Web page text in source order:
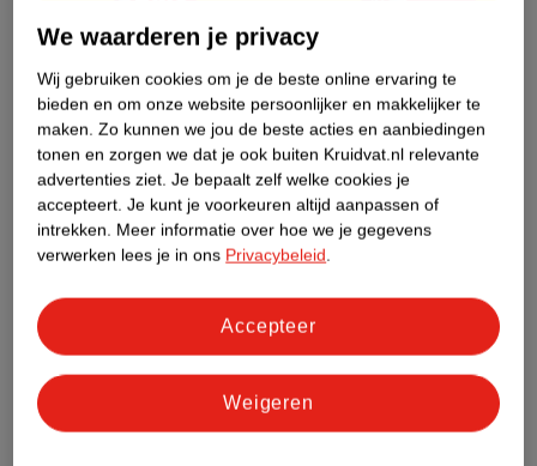
Etiketinformatie
Nature Impact Score
Dit product heeft (nog) geen Nature
Impact Score.
Meer informatie
Bestel & Bezorginformatie
Bekijk ook
We waarderen je privacy
Wij gebruiken cookies om je de beste online ervaring te
bieden en om onze website persoonlijker en makkelijker te
maken. Zo kunnen we jou de beste acties en aanbiedingen
tonen en zorgen we dat je ook buiten Kruidvat.nl relevante
advertenties ziet. Je bepaalt zelf welke cookies je
accepteert. Je kunt je voorkeuren altijd aanpassen of
intrekken. Meer informatie over hoe we je gegevens
verwerken lees je in ons Privacybeleid.
Weigeren
Accepteer